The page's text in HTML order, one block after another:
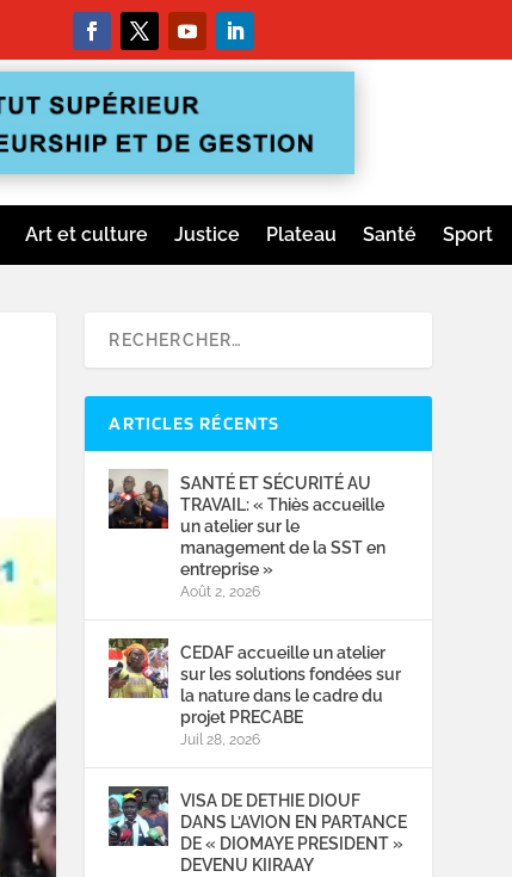
Art et culture Justice Plateau Santé Sport
ARTICLES RÉCENTS
SANTÉ ET SÉCURITÉ AU
TRAVAIL: « Thiès accueille
un atelier sur le
management de la SST en
entreprise »
Août 2, 2026
CEDAF accueille un atelier
sur les solutions fondées sur
la nature dans le cadre du
projet PRECABE
Juil 28, 2026
VISA DE DETHIE DIOUF
DANS L’AVION EN PARTANCE
DE « DIOMAYE PRESIDENT »
DEVENU KIIRAAY